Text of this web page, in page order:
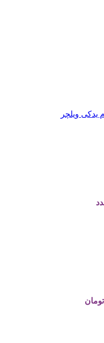
یدکی ویلچر
تومان